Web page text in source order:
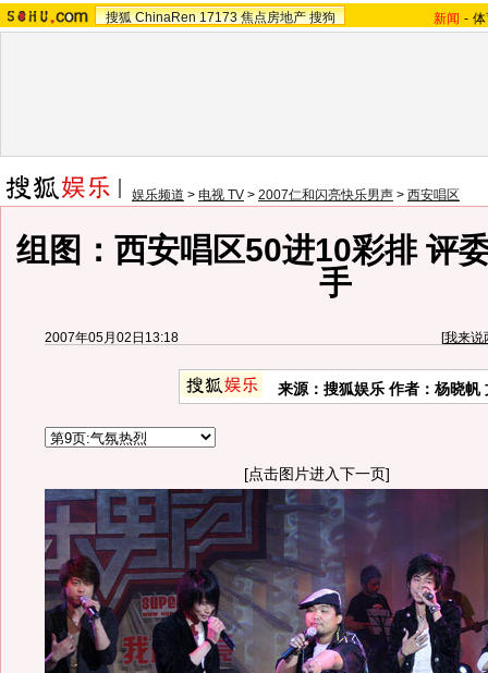
搜狐 ChinaRen 17173 焦点房地产 搜狗 新闻 -
娱乐频道 > 电视 TV > 2007仁和闪亮快乐男声 > 西安唱区
组图：西安唱区50进10彩排 评
手
2007年05月02日13:18 [我来说
来源：搜狐娱乐 作者：杨晓帆
[点击图片进入下一页]